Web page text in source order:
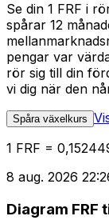
Se din 1 FRF i
spårar 12
pengar var
rör sig till din
vi dig när den
Spåra växelkurs
1 FRF =
8 aug. 2026
Diagram FRF